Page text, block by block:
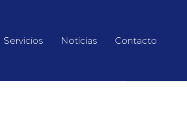
Servicios Noticias Contacto